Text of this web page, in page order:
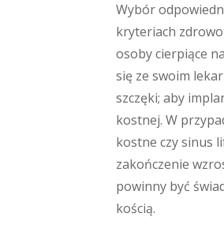
Wybór
kryteriach
osoby cierpiące
się ze swoim
szczęki; aby
kostnej. W
kostne czy sinus
zakończenie
powinny być
kością.